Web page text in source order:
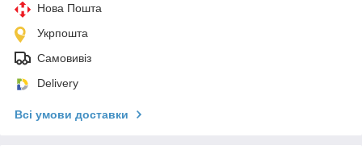
Нова Пошта
Укрпошта
Самовивіз
Delivery
Всі умови доставки